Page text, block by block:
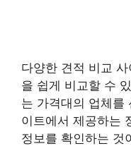
다양한 견적 비교
을 쉽게 비교할 수
는 가격대의 업체를
이트에서 제공하는
정보를 확인하는 것